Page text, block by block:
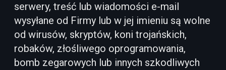
serwery, treść lub wiadomości e-mail
wysyłane od Firmy lub w jej imieniu są wolne
od wirusów, skryptów, koni trojańskich,
robaków, złośliwego oprogramowania,
bomb zegarowych lub innych szkodliwych